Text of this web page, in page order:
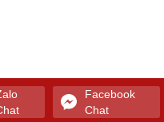
Facebook
Chat